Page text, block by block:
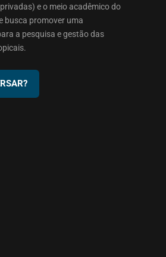
e o meio acadêmico do
busca promover uma
a pesquisa e gestão das